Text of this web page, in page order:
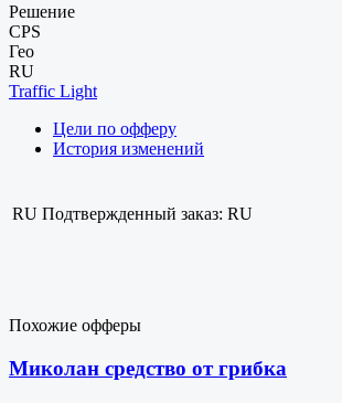
Решение
CPS
Гео
RU
Traffic Light
Цели по офферу
История изменений
RU Подтвержденный заказ: RU
Похожие офферы
Миколан средство от грибка